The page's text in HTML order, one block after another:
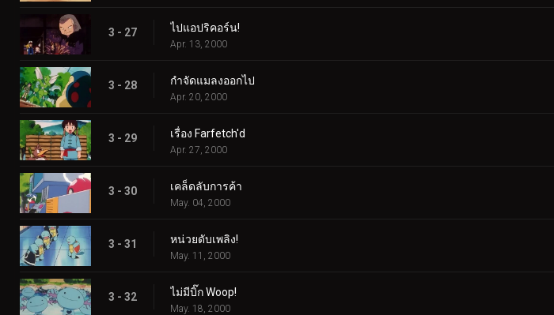
3 - 27 ไปแอปริคอร์น!
Apr. 13, 2000
3 - 28 กำจัดแมลงออกไป
Apr. 20, 2000
3 - 29 เรื่อง Farfetch'd
Apr. 27, 2000
3 - 30 เคล็ดลับการค้า
May. 04, 2000
3 - 31 หน่วยดับเพลิง!
May. 11, 2000
3 - 32 ไม่มีบิ๊ก Woop!
May. 18, 2000